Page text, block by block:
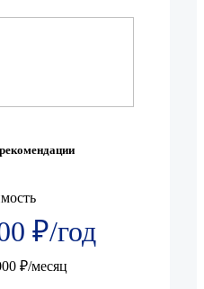
₽/год
₽/месяц